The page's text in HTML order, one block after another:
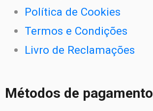
Política de Cookies
Termos e Condições
Livro de Reclamações
Métodos de pagamento